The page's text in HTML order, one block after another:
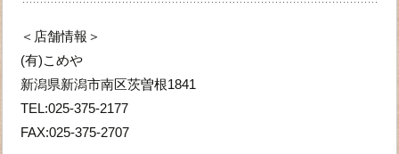
＜店舗情報＞
(有)こめや
新潟県新潟市南区茨曽根1841
TEL:025-375-2177
FAX:025-375-2707